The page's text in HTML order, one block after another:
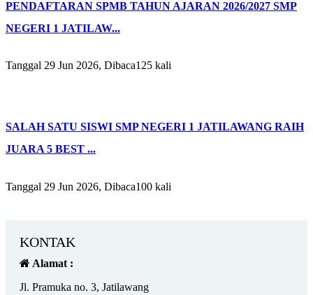
PENDAFTARAN SPMB TAHUN AJARAN 2026/2027 SMP
NEGERI 1 JATILAW...
Tanggal 29 Jun 2026, Dibaca125 kali
SALAH SATU SISWI SMP NEGERI 1 JATILAWANG RAIH
JUARA 5 BEST ...
Tanggal 29 Jun 2026, Dibaca100 kali
KONTAK
Alamat :
Jl. Pramuka no. 3, Jatilawang